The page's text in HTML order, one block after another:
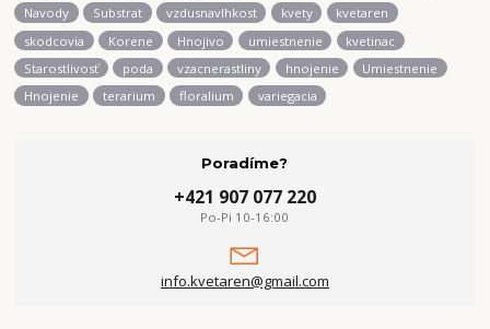
Navody
Substrat vzdusnavlhkost kvety
kvetaren
skodcovia
Korene Hnojivo umiestnenie
kvetinac
Starostlivosť
poda vzacnerastliny hnojenie
Umiestnenie
Hnojenie
terarium floralium variegacia
Poradíme?
+421 907 077 220
Po-Pi 10-16:00
info.kvetaren@gmail.com